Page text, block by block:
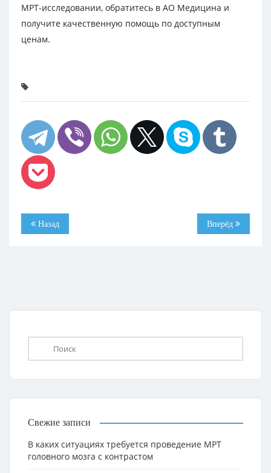
МРТ-исследовании, обратитесь в АО Медицина и
получите качественную помощь по доступным
ценам.
Назад Вперёд
Свежие записи
В каких ситуациях требуется проведение МРТ
головного мозга с контрастом